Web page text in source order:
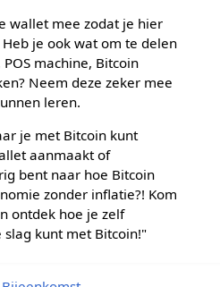
wallet mee zodat je hier
je ook wat om te delen
machine, Bitcoin
Neem deze zeker mee
leren.
je met Bitcoin kunt
aanmaakt of
bent naar hoe Bitcoin
zonder inflatie?! Kom
ontdek hoe je zelf
kunt met Bitcoin!"